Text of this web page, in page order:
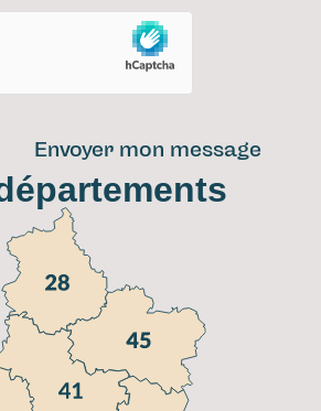
Envoyer mon message